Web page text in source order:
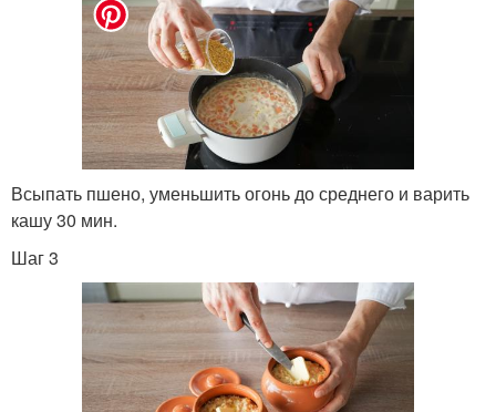
Всыпать пшено, уменьшить огонь до среднего и варить
кашу 30 мин.
Шаг 3